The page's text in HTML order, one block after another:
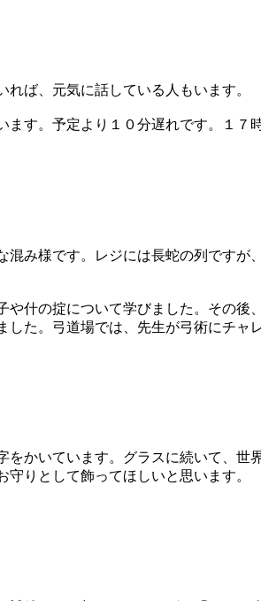
ば、元気に話している人もいます。
す。予定より１０分遅れです。１７
み様です。レジには長蛇の列ですが
什の掟について学びました。その後
した。弓道場では、先生が弓術にチ
かいています。グラスに続いて、世
りとして飾ってほしいと思います。